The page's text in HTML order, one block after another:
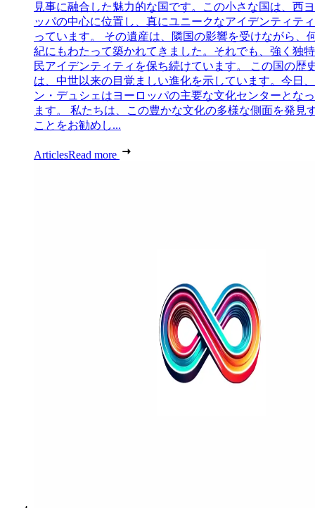
見事に融合した魅力的な国です。この小さな国は、西
ッパの中心に位置し、真にユニークなアイデンティテ
っています。 その遺産は、隣国の影響を受けながら、
紀にもわたって築かれてきました。それでも、強く独
民アイデンティティを保ち続けています。 この国の歴
は、中世以来の目覚ましい進化を示しています。今日
ン・デュシェはヨーロッパの主要な文化センターとな
ます。 私たちは、この豊かな文化の多様な側面を発見
ことをお勧めし...
ArticlesRead more